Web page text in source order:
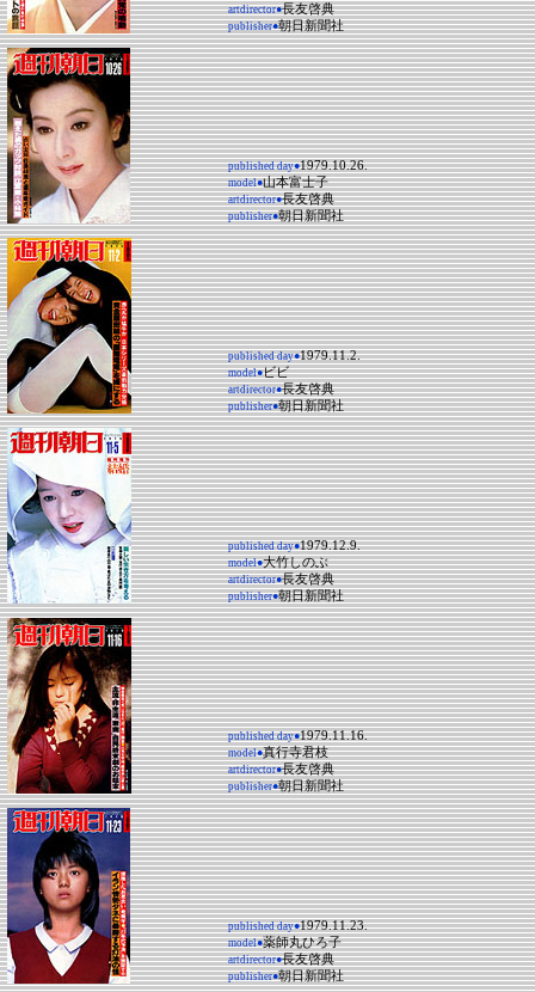
artdirector●長友啓典
publisher●朝日新聞社
published day●1979.10.26.
model●山本富士子
artdirector●長友啓典
publisher●朝日新聞社
published day●1979.11.2.
model●ビビ
artdirector●長友啓典
publisher●朝日新聞社
published day●1979.12.9.
model●大竹しのぶ
artdirector●長友啓典
publisher●朝日新聞社
published day●1979.11.16.
model●真行寺君枝
artdirector●長友啓典
publisher●朝日新聞社
published day●1979.11.23.
model●薬師丸ひろ子
artdirector●長友啓典
publisher●朝日新聞社